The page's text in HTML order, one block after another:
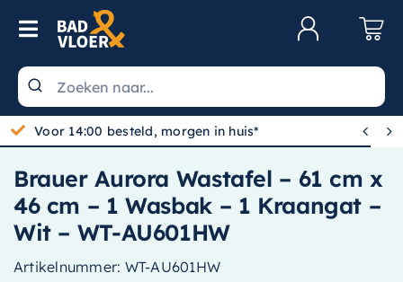
Skip to content
Toggle Navigation
Wastafels
Toiletten
Spiegels
Kranen
Douche
Gratis bezorgd vanaf 100,-
 
Brauer Aurora Wastafel – 61 cm x
46 cm – 1 Wasbak – 1 Kraangat –
Wit – WT-AU601HW
Artikelnummer: WT-AU601HW